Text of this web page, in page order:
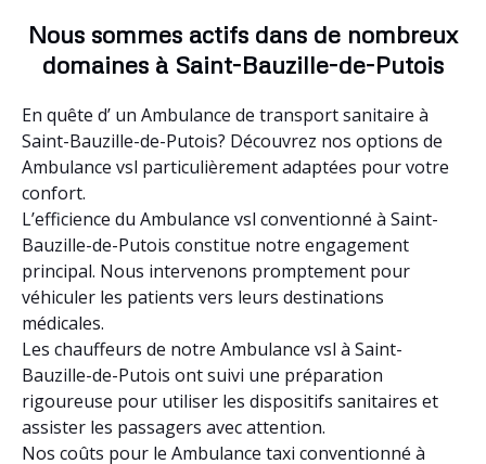
Nous sommes actifs dans de nombreux
domaines à Saint-Bauzille-de-Putois
En quête d’ un Ambulance de transport sanitaire à
Saint-Bauzille-de-Putois? Découvrez nos options de
Ambulance vsl particulièrement adaptées pour votre
confort.
L’efficience du Ambulance vsl conventionné à Saint-
Bauzille-de-Putois constitue notre engagement
principal. Nous intervenons promptement pour
véhiculer les patients vers leurs destinations
médicales.
Les chauffeurs de notre Ambulance vsl à Saint-
Bauzille-de-Putois ont suivi une préparation
rigoureuse pour utiliser les dispositifs sanitaires et
assister les passagers avec attention.
Nos coûts pour le Ambulance taxi conventionné à